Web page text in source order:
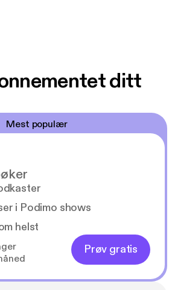
ditt
Mest populær
i Podimo shows
helst
Prøv gratis